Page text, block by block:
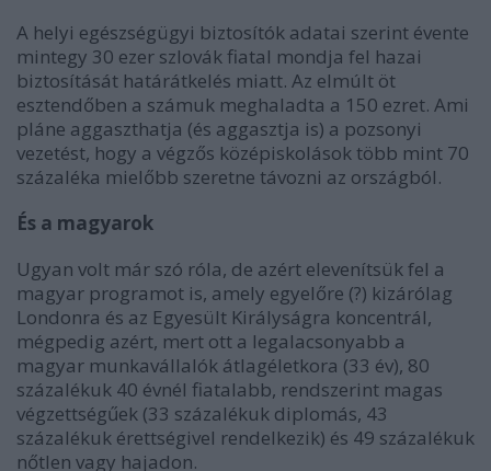
A helyi egészségügyi biztosítók adatai szerint évente
mintegy 30 ezer szlovák fiatal mondja fel hazai
biztosítását határátkelés miatt. Az elmúlt öt
esztendőben a számuk meghaladta a 150 ezret. Ami
pláne aggaszthatja (és aggasztja is) a pozsonyi
vezetést, hogy a végzős középiskolások több mint 70
százaléka mielőbb szeretne távozni az országból.
És a magyarok
Ugyan volt már szó róla, de azért elevenítsük fel a
magyar programot is, amely egyelőre (?) kizárólag
Londonra és az Egyesült Királyságra koncentrál,
mégpedig azért, mert ott a legalacsonyabb a
magyar munkavállalók átlagéletkora (33 év), 80
százalékuk 40 évnél fiatalabb, rendszerint magas
végzettségűek (33 százalékuk diplomás, 43
százalékuk érettségivel rendelkezik) és 49 százalékuk
nőtlen vagy hajadon.